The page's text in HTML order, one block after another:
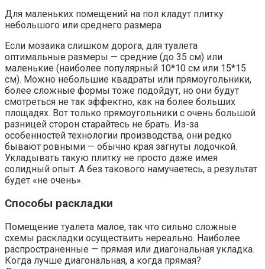
Для маленьких помещений на пол кладут плитку
небольшого или среднего размера
Если мозаика слишком дорога, для туалета
оптимальные размеры — средние (до 35 см) или
маленькие (наиболее популярный 10*10 см или 15*15
см). Можно небольшие квадраты или прямоугольники,
более сложные формы тоже подойдут, но они будут
смотреться не так эффектно, как на более больших
площадях. Вот только прямоугольники с очень большой
разницей сторон старайтесь не брать. Из-за
особенностей технологии производства, они редко
бывают ровными — обычно края загнуты лодочкой.
Укладывать такую плитку не просто даже имея
солидный опыт. А без такового намучаетесь, а результат
будет «не очень».
Способы раскладки
Помещение туалета малое, так что сильно сложные
схемы раскладки осуществить нереально. Наиболее
распространенные — прямая или диагональная укладка.
Когда лучше диагональная, а когда прямая?